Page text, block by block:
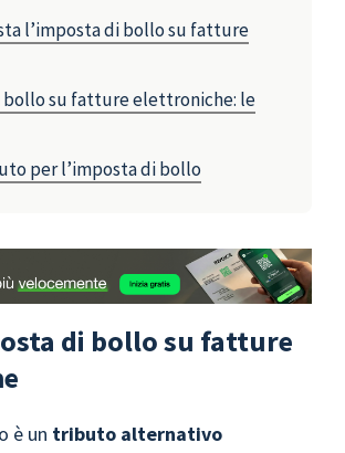
l’imposta di bollo su fatture
bollo su fatture elettroniche: le
per l’imposta di bollo
di bollo su fatture
è un tributo alternativo